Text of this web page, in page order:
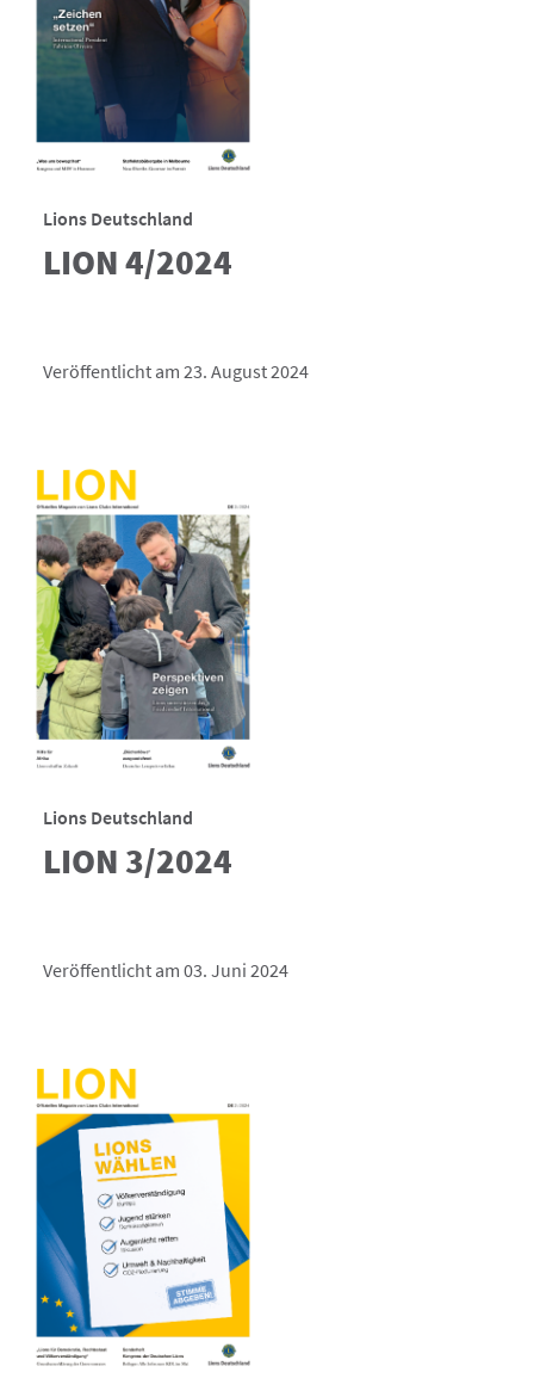
Lions Deutschland
LION 4/2024
Veröffentlicht am 23. August 2024
Lions Deutschland
LION 3/2024
Veröffentlicht am 03. Juni 2024